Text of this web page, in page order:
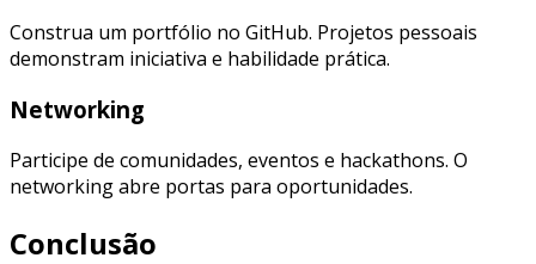
Construa um portfólio no GitHub. Projetos pessoais
demonstram iniciativa e habilidade prática.
Networking
Participe de comunidades, eventos e hackathons. O
networking abre portas para oportunidades.
Conclusão